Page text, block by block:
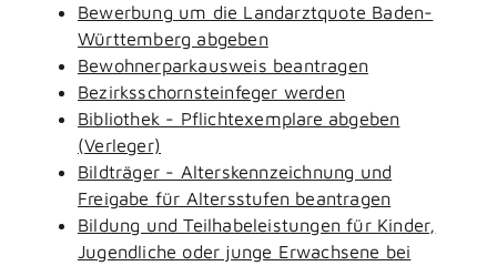
Bewerbung um die Landarztquote Baden-
Württemberg abgeben
Bewohnerparkausweis beantragen
Bezirksschornsteinfeger werden
Bibliothek - Pflichtexemplare abgeben
(Verleger)
Bildträger - Alterskennzeichnung und
Freigabe für Altersstufen beantragen
Bildung und Teilhabeleistungen für Kinder,
Jugendliche oder junge Erwachsene bei